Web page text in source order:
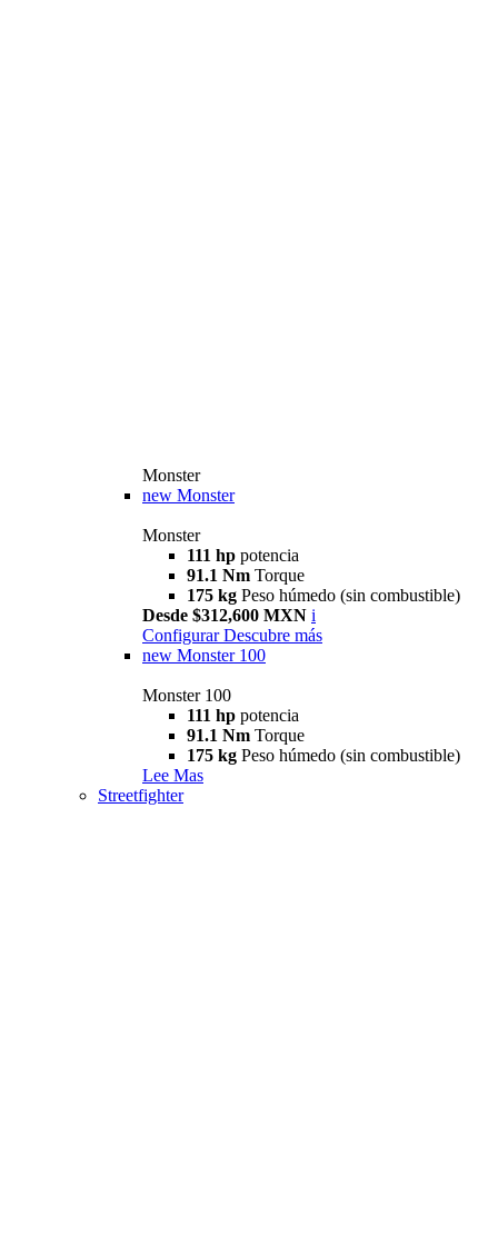
Monster
new Monster
Monster
111 hp potencia
91.1 Nm Torque
175 kg Peso húmedo (sin combustible)
Desde $312,600 MXN i
Configurar Descubre más
new Monster 100
Monster 100
111 hp potencia
91.1 Nm Torque
175 kg Peso húmedo (sin combustible)
Lee Mas
Streetfighter